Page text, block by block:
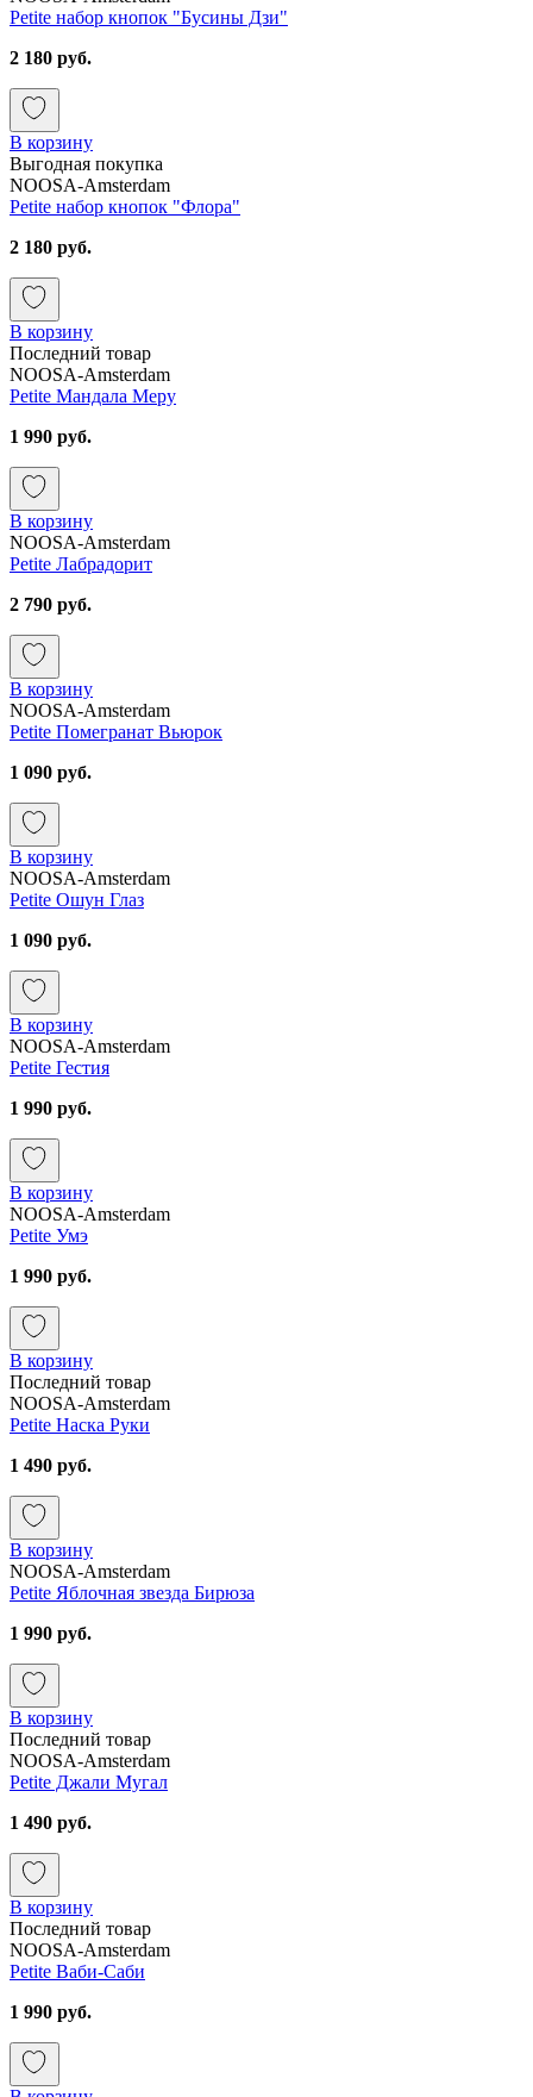
Petite набор кнопок "Бусины Дзи"
2 180 руб.
В корзину
Выгодная покупка
NOOSA-Amsterdam
Petite набор кнопок "Флора"
2 180 руб.
В корзину
Последний товар
NOOSA-Amsterdam
Petite Мандала Меру
1 990 руб.
В корзину
NOOSA-Amsterdam
Petite Лабрадорит
2 790 руб.
В корзину
NOOSA-Amsterdam
Petite Помегранат Вьюрок
1 090 руб.
В корзину
NOOSA-Amsterdam
Petite Ошун Глаз
1 090 руб.
В корзину
NOOSA-Amsterdam
Petite Гестия
1 990 руб.
В корзину
NOOSA-Amsterdam
Petite Умэ
1 990 руб.
В корзину
Последний товар
NOOSA-Amsterdam
Petite Наска Руки
1 490 руб.
В корзину
NOOSA-Amsterdam
Petite Яблочная звезда Бирюза
1 990 руб.
В корзину
Последний товар
NOOSA-Amsterdam
Petite Джали Мугал
1 490 руб.
В корзину
Последний товар
NOOSA-Amsterdam
Petite Ваби-Саби
1 990 руб.